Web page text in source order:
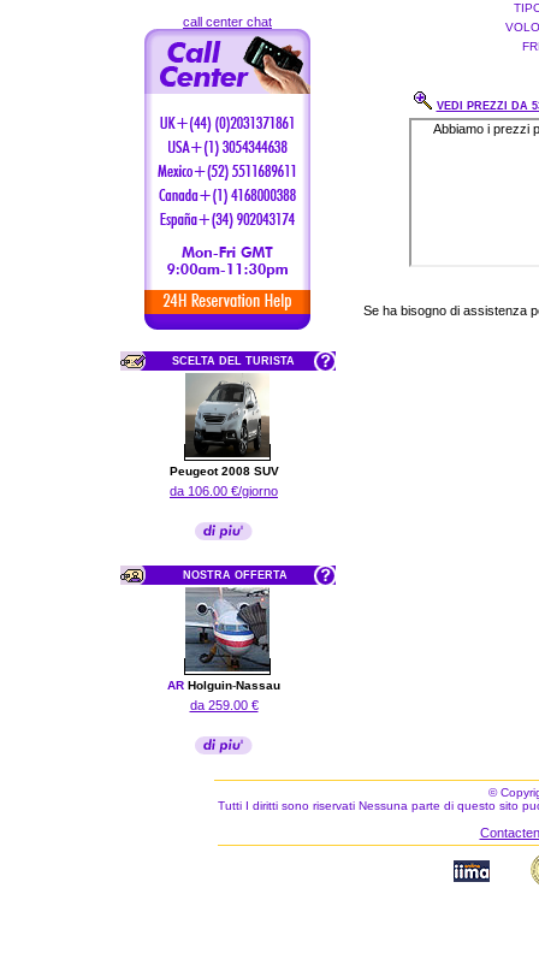
call center chat
SCELTA DEL TURISTA
Peugeot 2008 SUV
da 106.00 €/giorno
NOSTRA OFFERTA
AR Holguin-Nassau
da 259.00 €
VEDI PREZZI DA
Se ha bisogno di assistenza
©
Tutti I diritti sono riservati Nessuna parte di questo sito